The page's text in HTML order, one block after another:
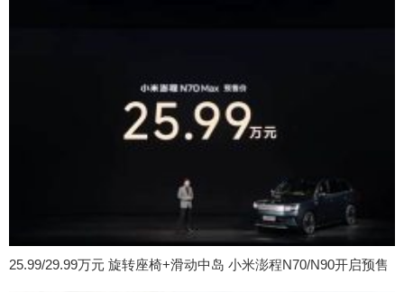
25.99/29.99万元 旋转座椅+滑动中岛 小米澎程N70/N90开启预售